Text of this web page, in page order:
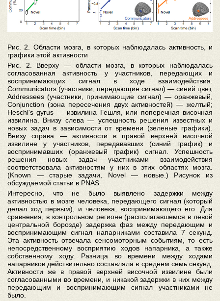
Рис. 2. Области мозга, в которых наблюдалась активность, и
графики этой активности
Рис. 2. Вверху — области мозга, в которых наблюдалась
согласованная активность у участников, передающих и
воспринимающих сигнал в ходе взаимодействия.
Communicators (участники, передающие сигнал) — синий цвет,
Addressees (участники, принимающие сигнал) — оранжевый,
Conjunction (зона пересечения двух активностей) — желтый;
Heschl's gyrus — извилина Гешля, или поперечная височная
извилина. Внизу слева — успешность решения известных и
новых задач в зависимости от времени (зеленые графики).
Внизу справа — активности в правой верхней височной
извилине у участников, передававших (синий график) и
воспринимавших (оранжевый график) сигнал. Успешность
решения новых задач участниками взаимодействия
соответствовала активностям у них в этих областях мозга.
(Known — старые задачи, Novel — новые.) Рисунок из
обсуждаемой статьи в PNAS
Интересно, что не было выявлено задержки между
активностью в мозге человека, передающего сигнал (который
делал ход первым), и человека, воспринимающего его. Для
сравнения, в контрольном регионе (располагавшемся в левой
центральной борозде) задержка фаз между передающим и
воспринимающим сигнал напарниками составила 7 секунд.
Эта активность отвечала сенсомоторным событиям, то есть
непосредственному восприятию ходов напарника, а также
собственному ходу. Разница во времени между ходами
напарников действительно составляла в среднем семь секунд.
Активности же в правой верхней височной извилине были
согласованными во времени, и никакой задержки в них между
передающим и воспринимающим сигнал участниками не
было.